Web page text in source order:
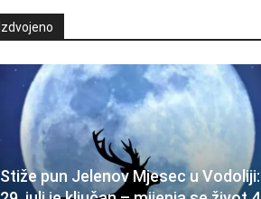
Stiže pun Jelenov Mjesec u Vodoliji: